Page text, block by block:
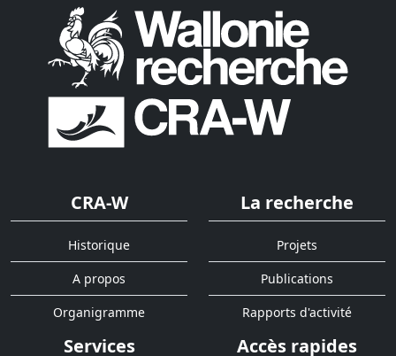
CRA-W
Historique
A propos
Organigramme
La recherche
Projets
Publications
Rapports d'activité
Services Accès rapides